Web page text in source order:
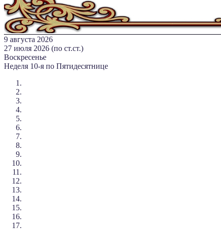
9 августа 2026
27 июля 2026 (по ст.ст.)
Воскресенье
Неделя 10-я по Пятидесятнице